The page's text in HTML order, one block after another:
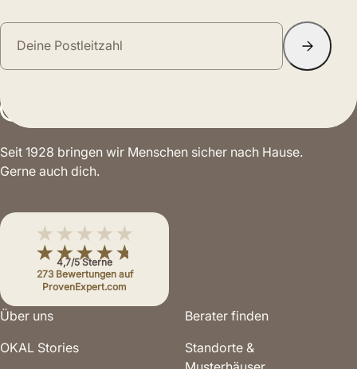
Seit 1928 bringen wir Menschen sicher nach Hause.
Gerne auch dich.
★★★★★
★★★★★
4,7/5 Sterne
273 Bewertungen auf
ProvenExpert.com
Über uns
OKAL Stories
Berater finden
Standorte &